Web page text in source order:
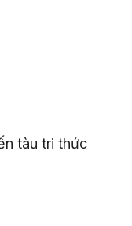
tàu tri thức